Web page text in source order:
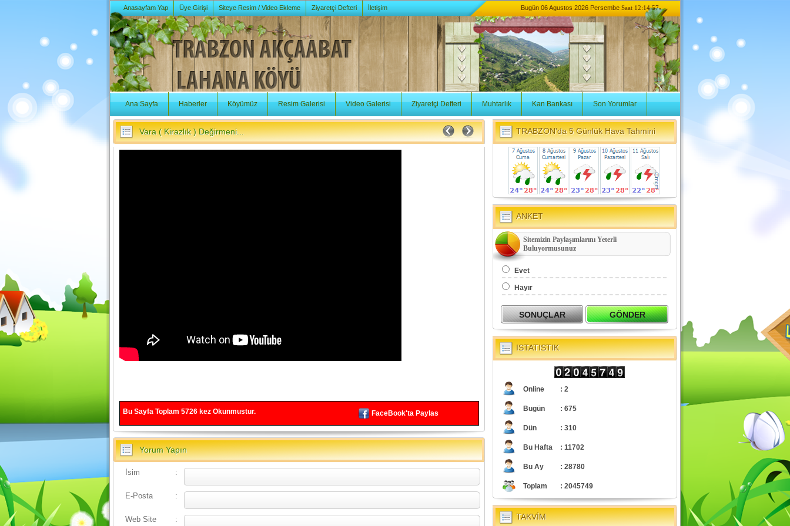
Anasayfam Yap Üye Girişi Siteye Resim / Video Ekleme Ziyaretçi Defteri İletişim Bugün 06 Agustos 2026 Persembe Saat 12:14:57
Ana Sayfa Haberler Köyümüz Resim Galerisi Video Galerisi Ziyaretçi Defteri Muhtarlık Kan Bankası Son Yorumlar
Vara ( Kirazlık ) Değirmeni...
Bu Sayfa Toplam 5726kez Okunmustur. FaceBook'ta Paylas
Yorum Yapın
İsim :
E-Posta :
Web Site :
TRABZON'da 5 Günlük Hava Tahmini
ANKET
Sitemizin Paylaşımlarını Yeterli
Buluyormusunuz
Evet
Hayır
ISTATISTIK
Online : 2
Bugün : 675
Dün : 310
Bu Hafta : 11702
Bu Ay : 28780
Toplam : 2045749
TAKVİM